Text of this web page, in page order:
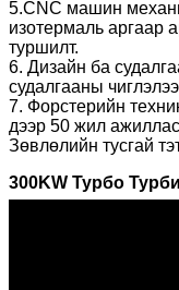
5.CNC машин
изотермаль аргаар
туршилт.
6. Дизайн ба
судалгааны
7. Форстерийн
дээр 50 жил
Зөвлөлийн тусгай
300KW Турбо